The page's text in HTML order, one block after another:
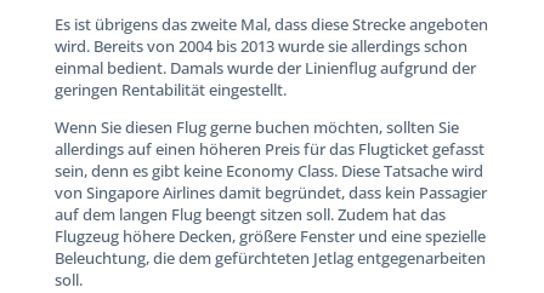
Es ist übrigens das zweite Mal, dass diese Strecke angeboten
wird. Bereits von 2004 bis 2013 wurde sie allerdings schon
einmal bedient. Damals wurde der Linienflug aufgrund der
geringen Rentabilität eingestellt.
Wenn Sie diesen Flug gerne buchen möchten, sollten Sie
allerdings auf einen höheren Preis für das Flugticket gefasst
sein, denn es gibt keine Economy Class. Diese Tatsache wird
von Singapore Airlines damit begründet, dass kein Passagier
auf dem langen Flug beengt sitzen soll. Zudem hat das
Flugzeug höhere Decken, größere Fenster und eine spezielle
Beleuchtung, die dem gefürchteten Jetlag entgegenarbeiten
soll.